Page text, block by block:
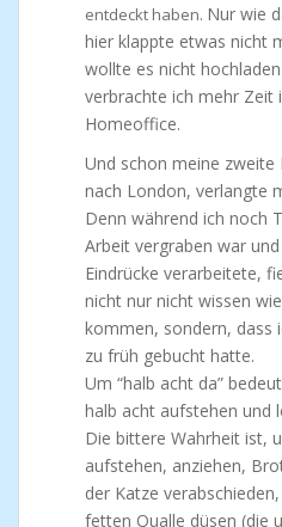
entdeckt haben. Nur wie
hier klappte etwas nicht
wollte es nicht
verbrachte ich mehr Zeit
Homeoffice.
Und schon meine zweite
nach London, verlangte
Denn während ich noch
Arbeit vergraben war
Eindrücke verarbeitete,
nicht nur nicht wissen
kommen, sondern, dass
zu früh gebucht hatte.
Um “halb acht da”
halb acht aufstehen und
Die bittere Wahrheit ist,
aufstehen, anziehen,
der Katze
fetten Qualle düsen (die